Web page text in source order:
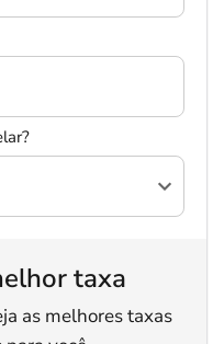
taxa
as melhores taxas